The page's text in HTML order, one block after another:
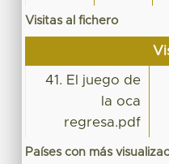
Visitas al fichero
41. El juego de
la oca
regresa.pdf
Países con más